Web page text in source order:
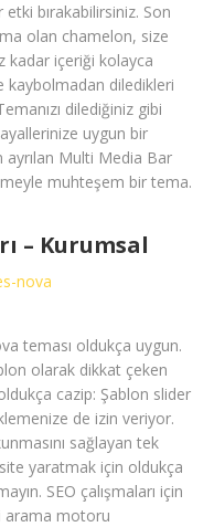
bırakabilirsiniz. Son
olan chamelon, size
kadar içeriği kolayca
kaybolmadan diledikleri
dilediğiniz gibi
uygun bir
ayrılan Multi Media Bar
muhteşem bir tema.
– Kurumsal
teması oldukça uygun.
olarak dikkat çeken
cazip: Şablon slider
de izin veriyor.
sağlayan tek
yaratmak için oldukça
SEO çalışmaları için
arama motoru